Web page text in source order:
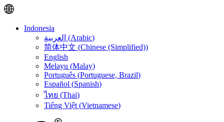
Indonesia
العربية (Arabic)
简体中文 (Chinese (Simplified))
English
Melayu (Malay)
Português (Portuguese, Brazil)
Español (Spanish)
ไทย (Thai)
Tiếng Việt (Vietnamese)